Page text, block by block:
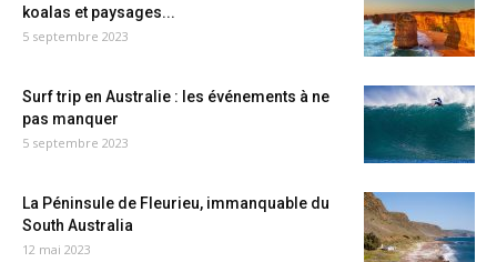
koalas et paysages...
5 septembre 2023
Surf trip en Australie : les événements à ne
pas manquer
5 septembre 2023
La Péninsule de Fleurieu, immanquable du
South Australia
12 mai 2023